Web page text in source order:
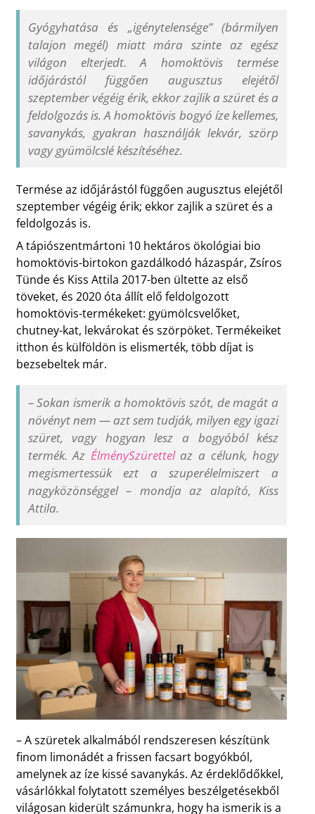
Gyógyhatása és „igénytelensége” (bármilyen
talajon megél) miatt mára szinte az egész
világon elterjedt. A homoktövis termése
időjárástól függően augusztus elejétől
szeptember végéig érik, ekkor zajlik a szüret és a
feldolgozás is. A homoktövis bogyó íze kellemes,
savanykás, gyakran használják lekvár, szörp
vagy gyümölcslé készítéséhez.
Termése az időjárástól függően augusztus elejétől
szeptember végéig érik; ekkor zajlik a szüret és a
feldolgozás is.
A tápiószentmártoni 10 hektáros ökológiai bio
homoktövis-birtokon gazdálkodó házaspár, Zsíros
Tünde és Kiss Attila 2017-ben ültette az első
töveket, és 2020 óta állít elő feldolgozott
homoktövis-termékeket: gyümölcsvelőket,
chutney-kat, lekvárokat és szörpöket. Termékeiket
itthon és külföldön is elismerték, több díjat is
bezsebeltek már.
–Sokan ismerik a homoktövis szót, de magát a
növényt nem — azt sem tudják, milyen egy igazi
szüret, vagy hogyan lesz a bogyóból kész
termék. Az ÉlménySzürettelaz a célunk, hogy
megismertessük ezt a szuperélelmiszert a
nagyközönséggel– mondja az alapító, Kiss
Attila.
– A szüretek alkalmából rendszeresen készítünk
finom limonádét a frissen facsart bogyókból,
amelynek az íze kissé savanykás. Az érdeklődőkkel,
vásárlókkal folytatott személyes beszélgetésekből
világosan kiderült számunkra, hogy ha ismerik is a